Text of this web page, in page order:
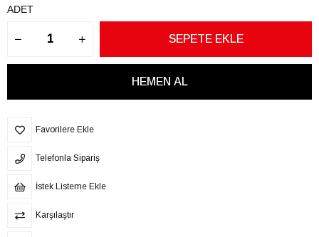
ADET
Favorilere Ekle
Telefonla Sipariş
İstek Listeme Ekle
Karşılaştır